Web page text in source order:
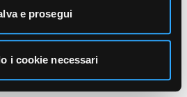
e prosegui
i cookie necessari